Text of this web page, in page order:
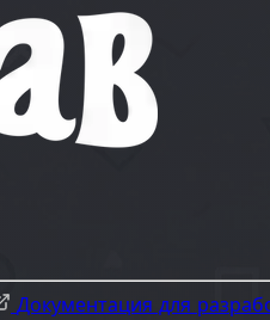
Документация для